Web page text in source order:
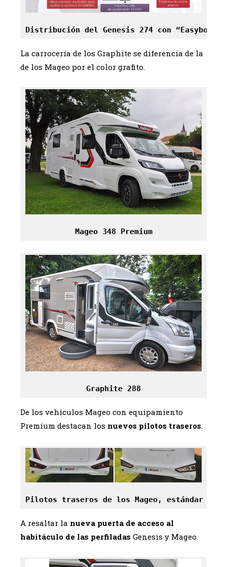
Distribución del Genesis 274 con “Easybox”
La carrocería de los Graphite se diferencia de la
de los Mageo por el color grafito.
Mageo 348 Premium
Graphite 288
De los vehículos Mageo con equipamiento
Premium destacan los nuevos pilotos traseros.
Pilotos traseros de los Mageo, estándar a
A resaltar la nueva puerta de acceso al
habitáculo de las perfiladas Genesis y Mageo.